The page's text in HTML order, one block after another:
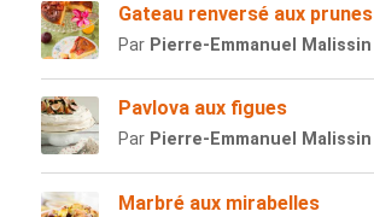
Gateau renversé aux prunes
Par Pierre-Emmanuel Malissin
Pavlova aux figues
Par Pierre-Emmanuel Malissin
Marbré aux mirabelles